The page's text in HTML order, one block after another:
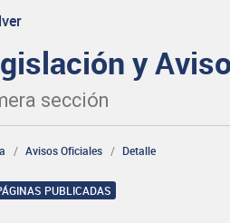
y
sección
Avisos Oficiales Detalle
PUBLICADAS